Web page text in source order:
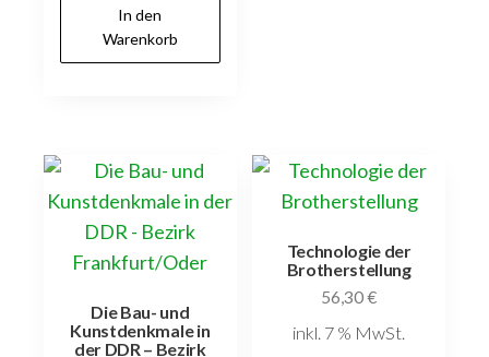
In den
Warenkorb
Die Bau- und
Kunstdenkmale in
der DDR – Bezirk
Technologie der
Brotherstellung
56,30€
inkl. 7 % MwSt.